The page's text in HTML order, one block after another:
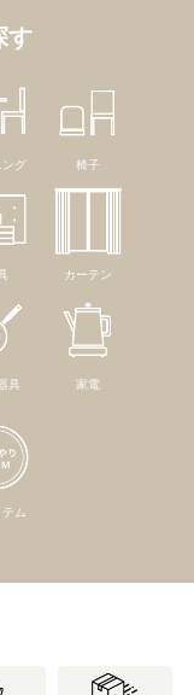
す
ング 椅子
カーテン
具 家電
テム